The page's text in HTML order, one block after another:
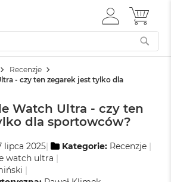
ZALOGUJ
SIĘ
MÓJ
Recenzje
- czy ten zegarek jest tylko dla
Watch Ultra - czy ten
dla sportowców?
lipca 2025 Kategorie: Recenzje
watch ultra